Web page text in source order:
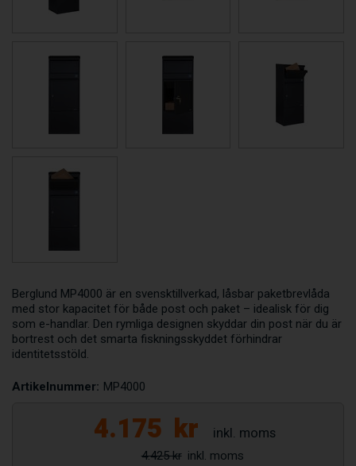
Berglund MP4000 är en svensktillverkad, låsbar paketbrevlåda
med stor kapacitet för både post och paket – idealisk för dig
som e-handlar. Den rymliga designen skyddar din post när du är
bortrest och det smarta fiskningsskyddet förhindrar
identitetsstöld.
Artikelnummer: MP4000
4.175 kr
4.425 kr